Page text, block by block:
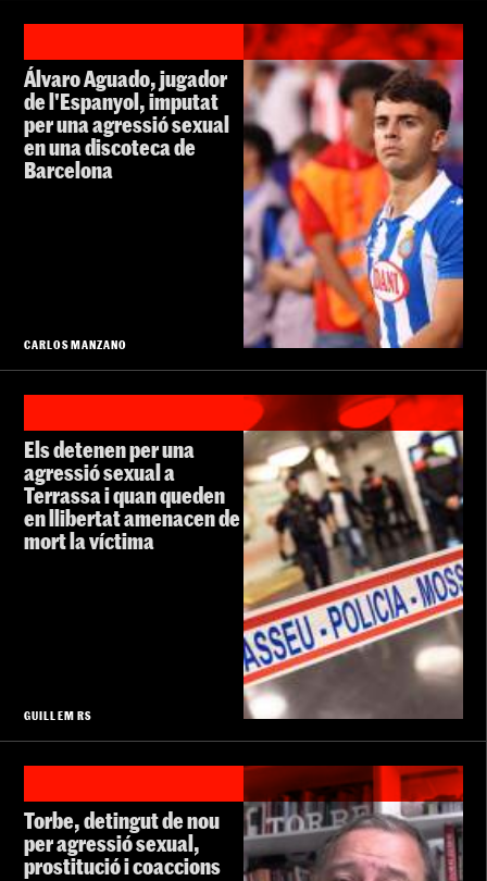
Álvaro Aguado, jugador
de l'Espanyol, imputat
per una agressió sexual
en una discoteca de
Barcelona
CARLOS MANZANO
Els detenen per una
agressió sexual a
Terrassa i quan queden
en llibertat amenacen de
mort la víctima
GUILLEM RS
Torbe, detingut de nou
per agressió sexual,
prostitució i coaccions